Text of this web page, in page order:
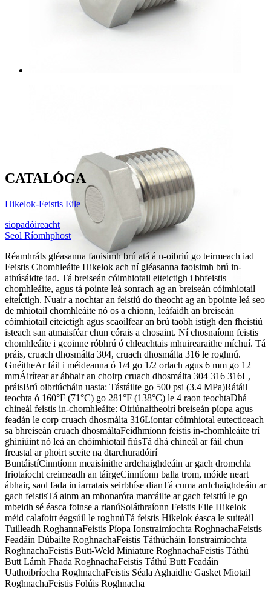
CATALÓGA
Hikelok-Feistis Eile
siopadóireacht
Seol Ríomhphost
RéamhráIs gléasanna faoisimh brú atá á n-oibriú go teirmeach iad
Feistis Chomhleáite Hikelok ach ní gléasanna faoisimh brú in-
athúsáidte iad. Tá breiseán cóimhiotail eiteictigh i bhfeistis
chomhleáite, agus tá pointe leá sonrach ag an breiseán cóimhiotail
eiteictigh. Nuair a nochtar an feistiú do theocht ag an bpointe leá seo
de mhiotail chomhleáite nó os a chionn, leáfaidh an breiseán
cóimhiotail eiteictigh agus scaoilfear an brú taobh istigh den fheistiú
isteach san atmaisféar chun córais a chosaint. Ní chosnaíonn feistis
chomhleáite i gcoinne róbhrú ó chleachtais mhuirearaithe míchuí. Tá
práis, cruach dhosmálta 304, cruach dhosmálta 316 le roghnú.
GnéitheAr fáil i méideanna ó 1/4 go 1/2 orlach agus 6 mm go 12
mmÁirítear ar ábhair an choirp cruach dhosmálta 304 316 316L,
práisBrú oibriúcháin uasta: Tástáilte go 500 psi (3.4 MPa)Rátáil
teochta ó 160°F (71°C) go 281°F (138°C) le 4 raon teochtaDhá
chineál feistis in-chomhleáite: Oiriúnaitheoirí breiseán píopa agus
feadán le corp cruach dhosmálta 316Líontar cóimhiotal eutecticeach
sa bhreiseán cruach dhosmáltaFeidhmíonn feistis in-chomhleáite trí
ghiniúint nó leá an chóimhiotail fiúsTá dhá chineál ar fáil chun
freastal ar phoirt sceite na dtarchuradóirí
BuntáistíCinntíonn meaisínithe ardchaighdeáin ar gach dromchla
friotaíocht creimeadh an táirgeCinntíonn balla trom, móide neart
ábhair, saol fada in iarratais seirbhíse dianTá cuma ardchaighdeáin ar
gach feistisTá ainm an mhonaróra marcáilte ar gach feistiú le go
mbeidh sé éasca foinse a rianúSoláthraíonn Feistis Eile Hikelok
méid calafoirt éagsúil le roghnúTá feistis Hikelok éasca le suiteáil
Tuilleadh RoghannaFeistis Píopa Ionstraimíochta RoghnachaFeistis
Feadáin Dúbailte RoghnachaFeistis Táthúcháin Ionstraimíochta
RoghnachaFeistis Butt-Weld Miniature RoghnachaFeistis Táthú
Butt Lámh Fhada RoghnachaFeistis Táthú Butt Feadáin
Uathoibríocha RoghnachaFeistis Séala Aghaidhe Gasket Miotail
RoghnachaFeistis Folúis Roghnacha